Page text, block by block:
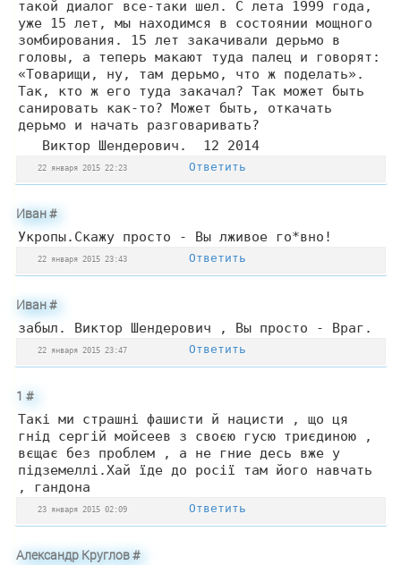
такой диалог все-таки шел. С лета 1999 года,
уже 15 лет, мы находимся в состоянии мощного
зомбирования. 15 лет закачивали дерьмо в
головы, а теперь макают туда палец и говорят:
«Товарищи, ну, там дерьмо, что ж поделать».
Так, кто ж его туда закачал? Так может быть
санировать как-то? Может быть, откачать
дерьмо и начать разговаривать?
Виктор Шендерович. 12 2014
22 января 2015 22:23 Ответить
Иван#
Укропы.Скажу просто - Вы лживое го*вно!
22 января 2015 23:43 Ответить
Иван#
забыл. Виктор Шендерович , Вы просто - Враг.
22 января 2015 23:47 Ответить
1 #
Такі ми страшні фашисти й нацисти , що ця
гнід сергій мойсеев з своєю гусю триєдиною ,
вєщає без проблем , а не гние десь вже у
підземеллі.Хай їде до росії там його навчать
, гандона
23 января 2015 02:09 Ответить
Александр Круглов#